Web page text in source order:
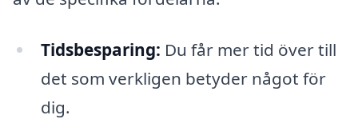
Tidsbesparing: Du får mer tid över till
det som verkligen betyder något för
dig.